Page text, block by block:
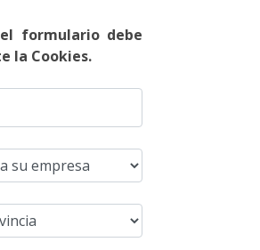
formulario debe
la Cookies.